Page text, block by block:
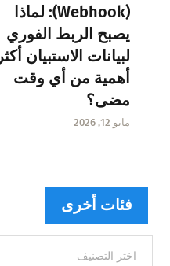
(Webhook): لماذا
يصبح الربط الفوري
لبيانات الاستبيان أكثر
أهمية من أي وقت
مضى؟
مايو 12, 2026
فئات أخرى
أخرى